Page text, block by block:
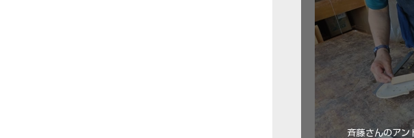
斉藤さんのア